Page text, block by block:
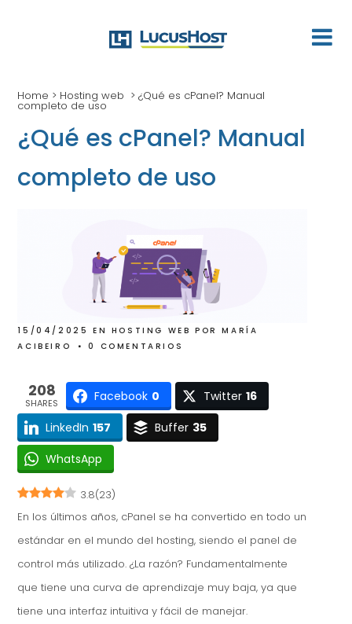
Home > Hosting web >¿Qué es cPanel? Manual
completo de uso
¿Qué es cPanel? Manual
completo de uso
15/04/2025 EN HOSTING WEB PORMARÍA
ACIBEIRO
0 COMENTARIOS
208
SHARES Facebook 0 Twitter 16
LinkedIn 157 Buffer 35
WhatsApp
3.8(23)
En los últimos años, cPanel se ha convertido en todo un
estándar en el mundo del hosting, siendo el panel de
control más utilizado. ¿La razón? Fundamentalmente
que tiene una curva de aprendizaje muy baja, ya que
tiene una interfaz intuitiva y fácil de manejar.